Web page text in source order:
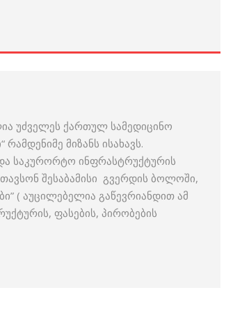
უძველეს ქართულ სამედიცინო
მიზანს ისახავს.
საკურორტო ინფრასტრუქტურის
შესაბამისი გვერდის ბოლოში,
( აუცილებელია გაწევრიანდით ამ
ფასების, პირობების